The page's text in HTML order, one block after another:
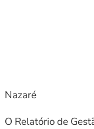
Nazaré
O Relatório de